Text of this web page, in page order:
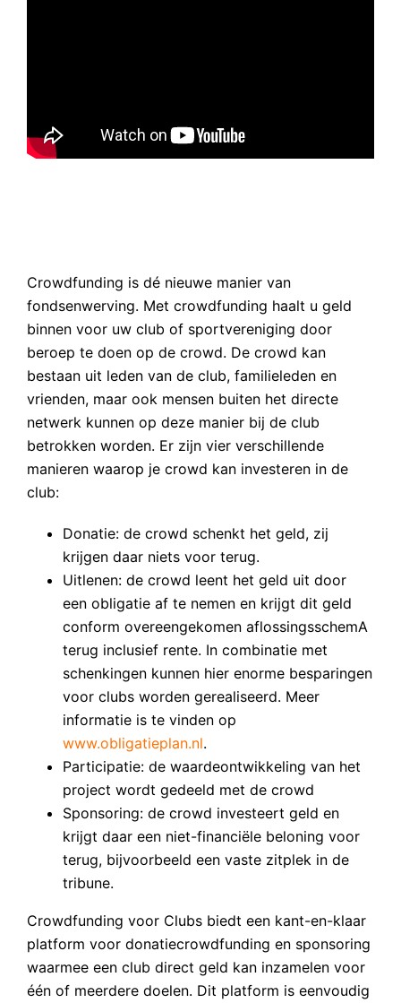
Crowdfunding is dé nieuwe manier van
fondsenwerving. Met crowdfunding haalt u geld
binnen voor uw club of sportvereniging door
beroep te doen op de crowd. De crowd kan
bestaan uit leden van de club, familieleden en
vrienden, maar ook mensen buiten het directe
netwerk kunnen op deze manier bij de club
betrokken worden. Er zijn vier verschillende
manieren waarop je crowd kan investeren in de
club:
Donatie: de crowd schenkt het geld, zij
krijgen daar niets voor terug.
Uitlenen: de crowd leent het geld uit door
een obligatie af te nemen en krijgt dit geld
conform overeengekomen aflossingsschemA
terug inclusief rente. In combinatie met
schenkingen kunnen hier enorme besparingen
voor clubs worden gerealiseerd. Meer
informatie is te vinden op
www.obligatieplan.nl.
Participatie: de waardeontwikkeling van het
project wordt gedeeld met de crowd
Sponsoring: de crowd investeert geld en
krijgt daar een niet-financiële beloning voor
terug, bijvoorbeeld een vaste zitplek in de
tribune.
Crowdfunding voor Clubs biedt een kant-en-klaar
platform voor donatiecrowdfunding en sponsoring
waarmee een club direct geld kan inzamelen voor
één of meerdere doelen. Dit platform is eenvoudig